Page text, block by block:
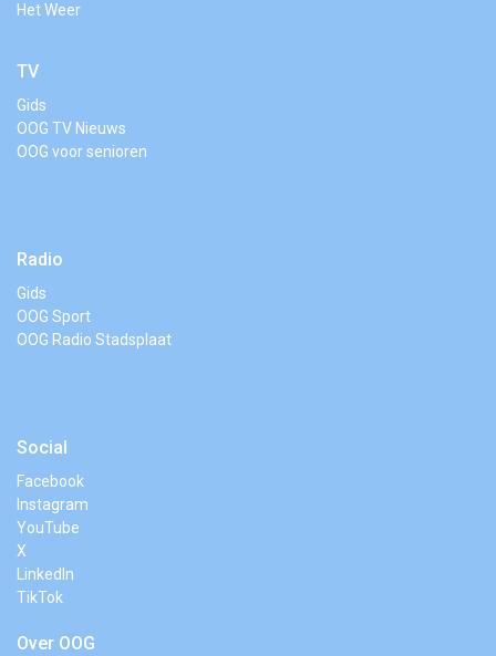
Het Weer
TV
Gids
OOG TV Nieuws
OOG voor senioren
Radio
Gids
OOG Sport
OOG Radio Stadsplaat
Social
Facebook
Instagram
YouTube
X
LinkedIn
TikTok
Over OOG